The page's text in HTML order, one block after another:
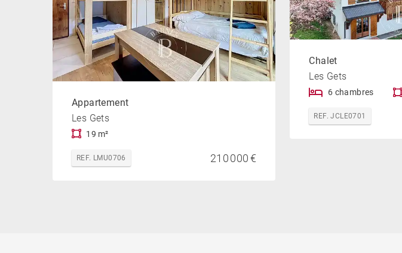
Appartement
Les Gets
19 m²
REF. LMU0706 210 000 €
Chalet
Les Gets
6 chambres
REF. JCLE0701